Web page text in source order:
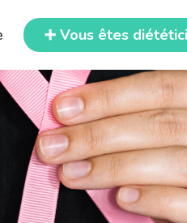
➕ Vous êtes